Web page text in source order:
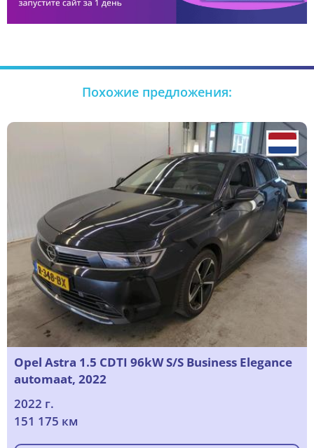
Похожие предложения:
Opel Astra 1.5 CDTI 96kW S/S Business Elegance
automaat, 2022
2022 г.
151 175 км